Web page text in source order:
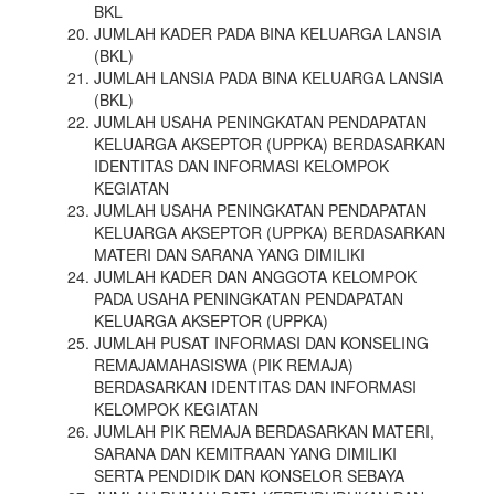
BKL
JUMLAH KADER PADA BINA KELUARGA LANSIA
(BKL)
JUMLAH LANSIA PADA BINA KELUARGA LANSIA
(BKL)
JUMLAH USAHA PENINGKATAN PENDAPATAN
KELUARGA AKSEPTOR (UPPKA) BERDASARKAN
IDENTITAS DAN INFORMASI KELOMPOK
KEGIATAN
JUMLAH USAHA PENINGKATAN PENDAPATAN
KELUARGA AKSEPTOR (UPPKA) BERDASARKAN
MATERI DAN SARANA YANG DIMILIKI
JUMLAH KADER DAN ANGGOTA KELOMPOK
PADA USAHA PENINGKATAN PENDAPATAN
KELUARGA AKSEPTOR (UPPKA)
JUMLAH PUSAT INFORMASI DAN KONSELING
REMAJAMAHASISWA (PIK REMAJA)
BERDASARKAN IDENTITAS DAN INFORMASI
KELOMPOK KEGIATAN
JUMLAH PIK REMAJA BERDASARKAN MATERI,
SARANA DAN KEMITRAAN YANG DIMILIKI
SERTA PENDIDIK DAN KONSELOR SEBAYA